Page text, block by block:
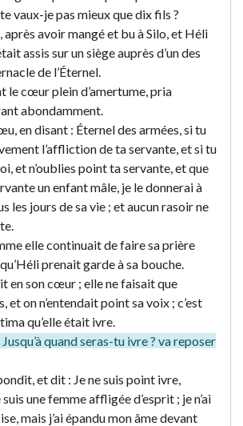
vaux-je pas mieux que dix fils ?
après avoir mangé et bu à Silo, et Héli
assis sur un siège auprès d’un des
de l’Éternel.
le cœur plein d’amertume, pria
abondamment.
en disant : Éternel des armées, si tu
l’affliction de ta servante, et si tu
et n’oublies point ta servante, et que
un enfant mâle, je le donnerai à
les jours de sa vie ; et aucun rasoir ne
elle continuait de faire sa prière
prenait garde à sa bouche.
en son cœur ; elle ne faisait que
et on n’entendait point sa voix ; c’est
qu’elle était ivre.
quand seras-tu ivre ? va reposer
et dit : Je ne suis point ivre,
une femme affligée d’esprit ; je n’ai
mais j’ai épandu mon âme devant